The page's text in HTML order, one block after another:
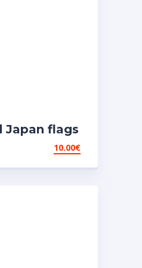
Japan flags
ετικέτες
10.00€